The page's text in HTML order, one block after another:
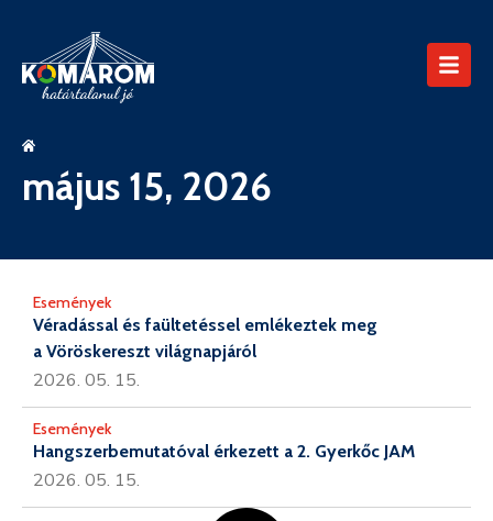
május 15, 2026
Események
Véradással és faültetéssel emlékeztek meg
a Vöröskereszt világnapjáról
2026. 05. 15.
Események
Hangszerbemutatóval érkezett a 2. Gyerkőc JAM
2026. 05. 15.